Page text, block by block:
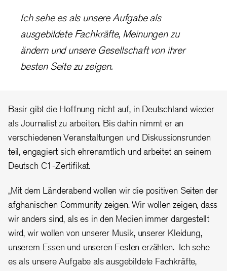
Ich sehe es als unsere Aufgabe als
ausgebildete Fachkräfte, Meinungen zu
ändern und unsere Gesellschaft von ihrer
besten Seite zu zeigen.
Basir gibt die Hoffnung nicht auf, in Deutschland wieder
als Journalist zu arbeiten. Bis dahin nimmt er an
verschiedenen Veranstaltungen und Diskussionsrunden
teil, engagiert sich ehrenamtlich und arbeitet an seinem
Deutsch C1-Zertifikat.
„Mit dem Länderabend wollen wir die positiven Seiten der
afghanischen Community zeigen. Wir wollen zeigen, dass
wir anders sind, als es in den Medien immer dargestellt
wird, wir wollen von unserer Musik, unserer Kleidung,
unserem Essen und unseren Festen erzählen. Ich sehe
es als unsere Aufgabe als ausgebildete Fachkräfte,